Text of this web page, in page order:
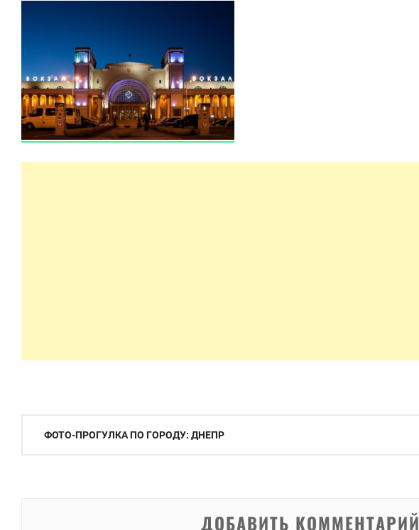
Навигация
ФОТО-ПРОГУЛКА ПО ГОРОДУ: ДНЕПР
ДОБАВИТЬ КОММЕНТАРИЙ